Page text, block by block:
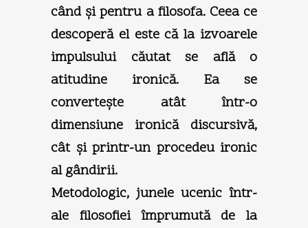
când şi pentru a filosofa. Ceea ce
descoperă el este că la izvoarele
impulsului căutat se află o
atitudine ironică. Ea se
converteşte atât într-o
dimensiune ironică discursivă,
cât şi printr-un procedeu ironic
al gândirii.
Metodologic, junele ucenic într-
ale filosofiei împrumută de la